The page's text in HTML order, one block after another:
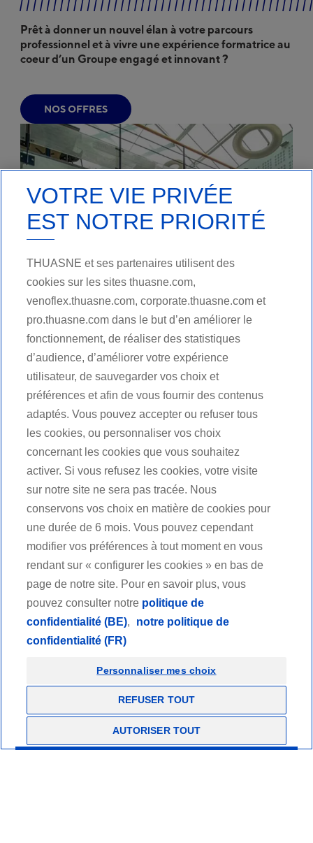
Prêt à donner un nouvel élan à votre parcours
professionnel et à vivre une expérience formatrice au
coeur d’un Groupe engagé et innovant ?
NOS OFFRES
Suivez-nous
Facebook
Youtube
LinkedIn
Nous contacter
Candidats
Fournisseurs
Revendeurs
Professionnels de santé
VOTRE VIE PRIVÉE
EST NOTRE PRIORITÉ
THUASNE et ses partenaires utilisent des
cookies sur les sites thuasne.com,
venoflex.thuasne.com, corporate.thuasne.com et
pro.thuasne.com dans le but d’en améliorer le
fonctionnement, de réaliser des statistiques
d’audience, d’améliorer votre expérience
utilisateur, de sauvegarder vos choix et
préférences et afin de vous fournir des contenus
adaptés. Vous pouvez accepter ou refuser tous
les cookies, ou personnaliser vos choix
concernant les cookies que vous souhaitez
activer. Si vous refusez les cookies, votre visite
sur notre site ne sera pas tracée. Nous
conservons vos choix en matière de cookies pour
une durée de 6 mois. Vous pouvez cependant
modifier vos préférences à tout moment en vous
rendant sur « configurer les cookies » en bas de
page de notre site. Pour en savoir plus, vous
pouvez consulter notre politique de
confidentialité (BE),
notre politique de
confidentialité (FR)
Personnaliser mes choix
REFUSER TOUT
AUTORISER TOUT